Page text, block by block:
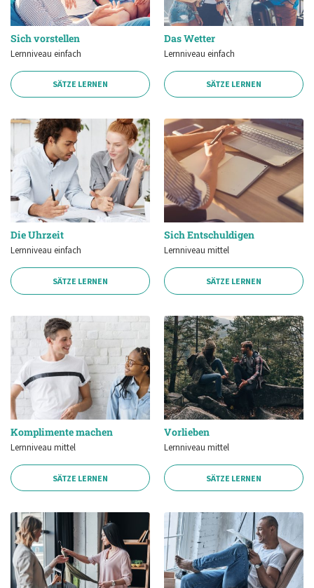
Sich vorstellen
Lernniveau einfach
SÄTZE LERNEN
Das Wetter
Lernniveau einfach
SÄTZE LERNEN
Die Uhrzeit
Lernniveau einfach
SÄTZE LERNEN
Sich Entschuldigen
Lernniveau mittel
SÄTZE LERNEN
Komplimente machen
Lernniveau mittel
SÄTZE LERNEN
Vorlieben
Lernniveau mittel
SÄTZE LERNEN